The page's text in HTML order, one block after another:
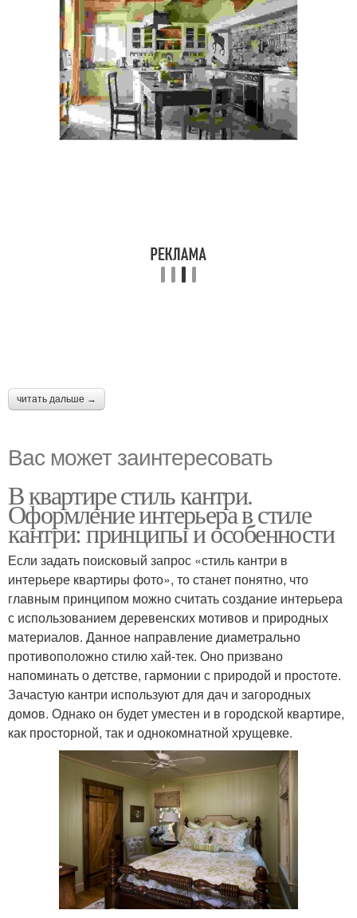
читать дальше →
Вас может заинтересовать
В квартире стиль кантри.
Оформление интерьера в стиле
кантри: принципы и особенности
Если задать поисковый запрос «стиль кантри в
интерьере квартиры фото», то станет понятно, что
главным принципом можно считать создание интерьера
с использованием деревенских мотивов и природных
материалов. Данное направление диаметрально
противоположно стилю хай-тек. Оно призвано
напоминать о детстве, гармонии с природой и простоте.
Зачастую кантри используют для дач и загородных
домов. Однако он будет уместен и в городской квартире,
как просторной, так и однокомнатной хрущевке.